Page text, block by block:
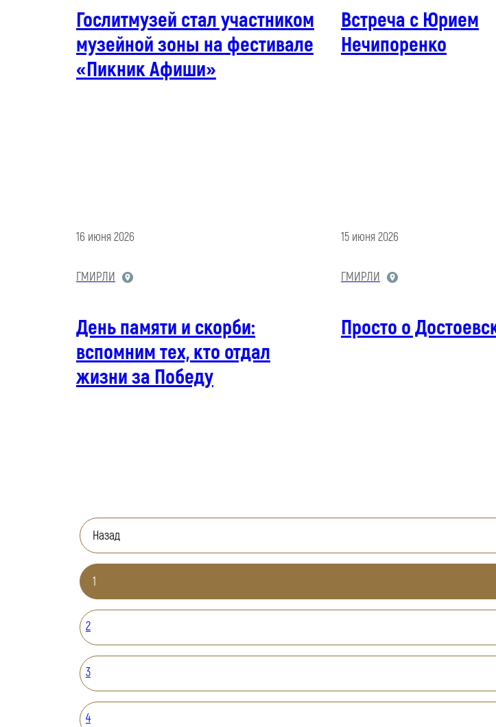
Гослитмузей стал участником
музейной зоны на фестивале
«Пикник Афиши»
Встреча с Юрием
Нечипоренко
16 июня 2026
ГМИРЛИ
День памяти и скорби:
вспомним тех, кто отдал
жизни за Победу
15 июня 2026
ГМИРЛИ
Просто о
Назад
1
2
3
4